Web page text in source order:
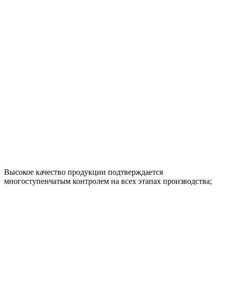
Высокое качество продукции подтверждается
многоступенчатым контролем на всех этапах производства;